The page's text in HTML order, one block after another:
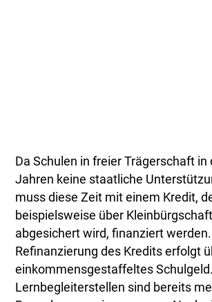
Da Schulen in freier Trägerschaft in
Jahren keine staatliche
muss diese Zeit mit einem Kredit,
beispielsweise über
abgesichert wird, finanziert werden.
Refinanzierung des Kredits erfolgt
einkommensgestaffeltes
Lernbegleiterstellen sind bereits